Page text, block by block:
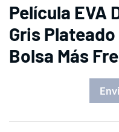
Película EVA
Gris
Bolsa Más